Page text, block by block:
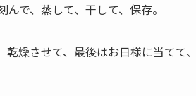
で、蒸して、干して、保存。
燥させて、最後はお日様に当てて、